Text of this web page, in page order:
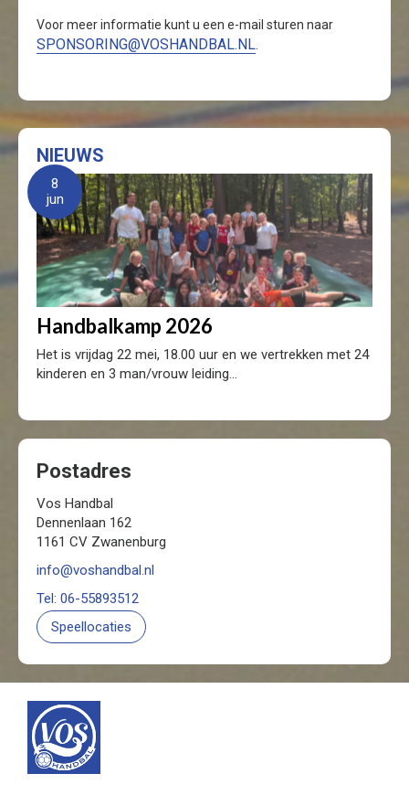
Voor meer informatie kunt u een e-mail sturen naar
SPONSORING@VOSHANDBAL.NL
NIEUWS
8
jun
Handbalkamp 2026
Het is vrijdag 22 mei, 18.00 uur en we vertrekken met 24
kinderen en 3 man/vrouw leiding...
Postadres
Vos Handbal
Dennenlaan 162
1161 CV Zwanenburg
info@voshandbal.nl
Tel: 06-55893512
Speellocaties